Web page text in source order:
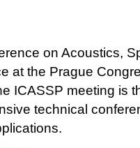
on Acoustics,
at the Prague
ICASSP meeting is
technical